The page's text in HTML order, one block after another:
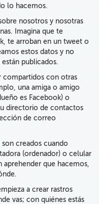
lo hacemos.
nosotros y nosotras
Imagina que te
te arroban en un tweet o
estos datos y no
publicados.
compartidos con otras
una amiga o amigo
es Facebook) o
directorio de contactos
de correo
son creados cuando
(ordenador) o celular
aprehender que hacemos,
a crear rastros
vas; con quiénes estás